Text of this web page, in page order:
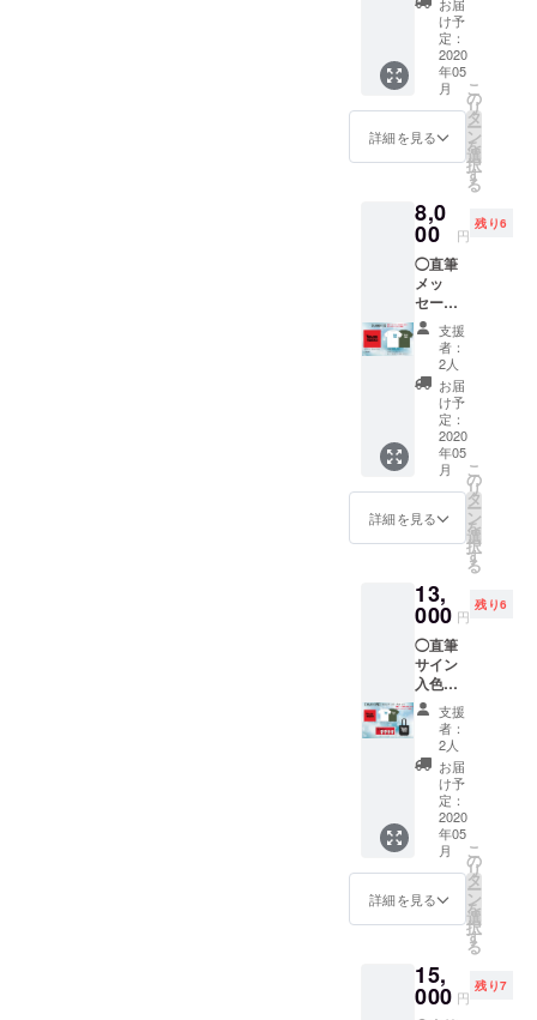
【Craz
Love】
3曲入 1
枚（プ
レス
CD）
◯2ndシ
惑】-黒
犬と白
犬- 3曲
入 1枚
（プレ
スCD）
※送料込
みの金
額で
す。
クラウ
ドファ
ンディ
ング限
定 ◯犬
塚ロゴ
【Tシャ
ワイト1
ティグ
リーン1
枚 サイ
ズ：
M・L・
XL ※ご
希望の
サイズ
をお選
びくだ
さい。
※送料込
みの金
額で
す。
メッ
セージ
カード
にお客
様のお
名前を
書きま
す。 備
考欄に
のお名
前（本
名や
ニック
ネーム
など）
をご入
力お願
いしま
す。 ※
クラウ
ドファ
ンディ
ング限
◯3/15
リリー
【TRAJ
ECTOR
Y】11
曲入 1
枚（プ
レス
CD） ◯
犬塚ロ
ゴ【T
シャ
ツ】1枚
サイ
ズ：
M・L・
XL カ
ラー：
ホワイ
ン ※ご
希望の
サイズ
け予
定：
2020
年05
月
詳細を見る
こ
の
リ
タ
ー
ン
を
選
択
す
る
8,0
00 円
残り6
◯直筆
メッ
セージ
カード
をお届
けしま
す♡
メッ
セージ
カード
にお客
様のお
名前を
書きま
す。 備
考欄に
のお名
前（本
名や
ニック
ネーム
など）
をご入
力お願
いしま
す。 ※
クラウ
ドファ
ンディ
ング限
◯3/15
リリー
【TRAJ
ECTOR
Y】11
支援
者：
2人
お届
け予
定：
2020
年05
月
詳細を見る
こ
の
リ
タ
ー
ン
を
選
択
す
る
13,
000 円
残り6
◯直筆
サイン
入色紙
をお届
けしま
す♡ 色
紙にお
客様の
お名前
を書き
ます。
備考欄
にご希
望のお
名前
（本名
クネー
ムな
ど）を
支援
者：
2人
お届
け予
定：
2020
年05
月
詳細を見る
こ
の
リ
タ
ー
ン
を
選
択
す
る
15,
000 円
残り7